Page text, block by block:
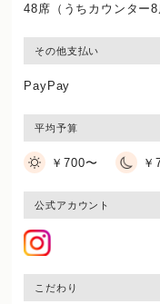
48席（うちカウンター
その他支払い
PayPay
平均予算
￥700〜 ￥
公式アカウント
こだわり